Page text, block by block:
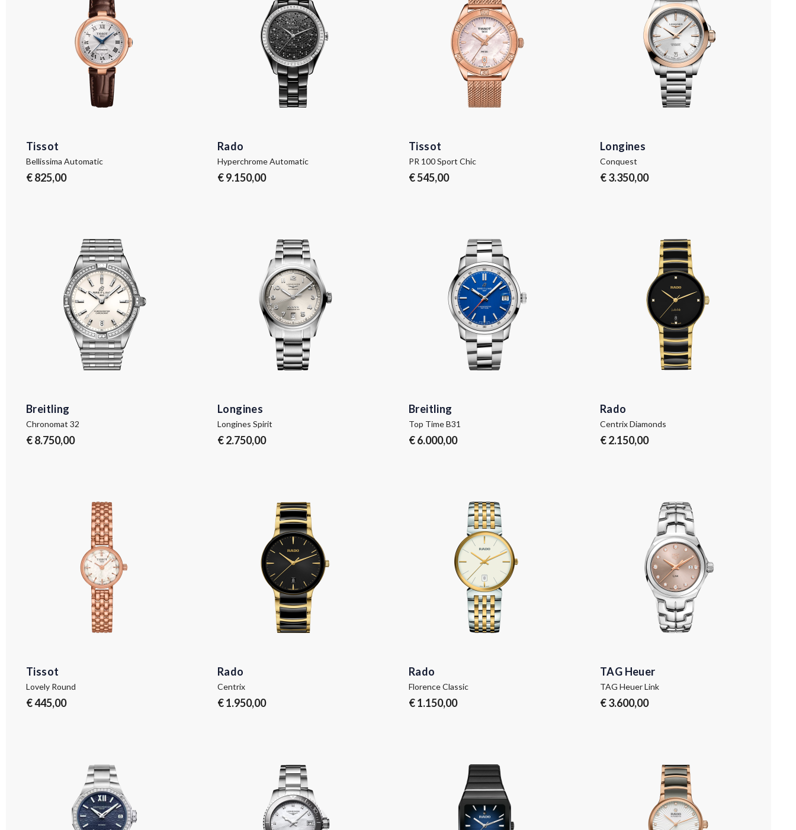
Tissot
Bellissima Automatic
€ 825,00
Rado
Hyperchrome Automatic
€ 9.150,00
Tissot
PR 100 Sport Chic
€ 545,00
Longines
Conquest
€ 3.350,00
Breitling
Chronomat 32
€ 8.750,00
Longines
Longines Spirit
€ 2.750,00
Breitling
Top Time B31
€ 6.000,00
Rado
Centrix Diamonds
€ 2.150,00
Tissot
Lovely Round
€ 445,00
Rado
Centrix
€ 1.950,00
Rado
Florence Classic
€ 1.150,00
TAG Heuer
TAG Heuer Link
€ 3.600,00